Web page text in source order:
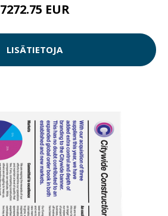
7272.75 EUR
LISÄTIETOJA